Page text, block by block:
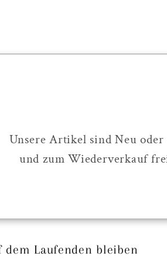
Unsere Artikel sind Neu
und zum Wiederverkauf
dem Laufenden bleiben